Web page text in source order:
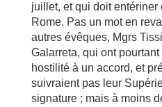
juillet, et qui doit entériner
Rome. Pas un mot en
autres évêques, Mgrs
Galarreta, qui ont
hostilité à un accord, et
suivraient pas leur
signature ; mais à moins